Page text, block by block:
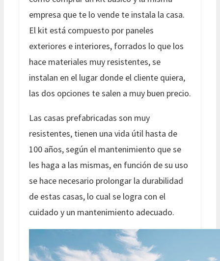
empresa que te lo vende te instala la casa.
El kit está compuesto por paneles
exteriores e interiores, forrados lo que los
hace materiales muy resistentes, se
instalan en el lugar donde el cliente quiera,
las dos opciones te salen a muy buen precio.
Las casas prefabricadas son muy
resistentes, tienen una vida útil hasta de
100 años, según el mantenimiento que se
les haga a las mismas, en función de su uso
se hace necesario prolongar la durabilidad
de estas casas, lo cual se logra con el
cuidado y un mantenimiento adecuado.